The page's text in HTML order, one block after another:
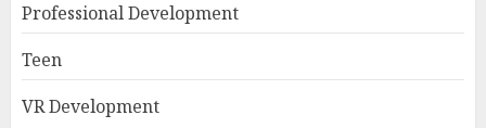
Professional Development
Teen
VR Development